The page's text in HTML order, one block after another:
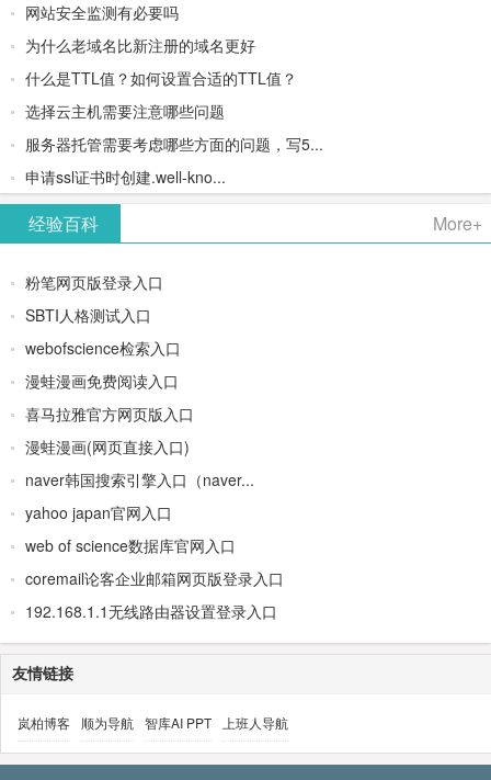
网站安全监测有必要吗
为什么老域名比新注册的域名更好
什么是TTL值？如何设置合适的TTL值？
选择云主机需要注意哪些问题
服务器托管需要考虑哪些方面的问题，写5...
申请ssl证书时创建.well-kno...
经验百科 More+
粉笔网页版登录入口
SBTI人格测试入口
webofscience检索入口
漫蛙漫画免费阅读入口
喜马拉雅官方网页版入口
漫蛙漫画(网页直接入口)
naver韩国搜索引擎入口（naver...
yahoo japan官网入口
web of science数据库官网入口
coremail论客企业邮箱网页版登录入口
192.168.1.1无线路由器设置登录入口
友情链接
岚柏博客 顺为导航 智库AI PPT 上班人导航